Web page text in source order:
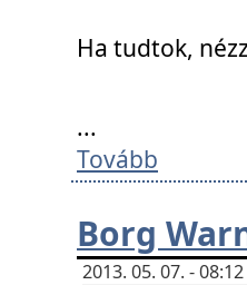
Ha tudtok,
...
Tovább
Borg
2013. 05. 07. -